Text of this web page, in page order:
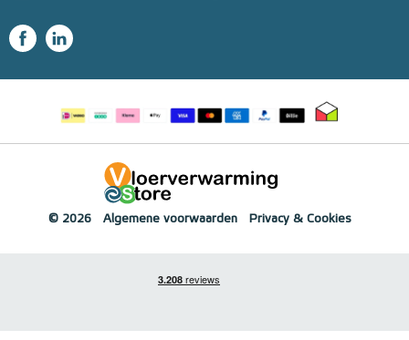
© 2026 Algemene voorwaarden Privacy & Cookies